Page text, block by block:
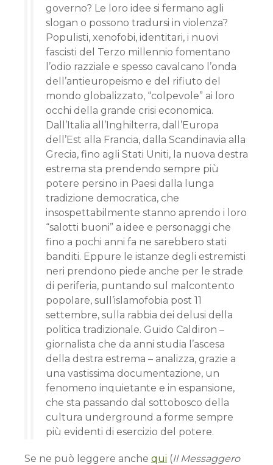
governo? Le loro idee si fermano agli
slogan o possono tradursi in violenza?
Populisti, xenofobi, identitari, i nuovi
fascisti del Terzo millennio fomentano
l’odio razziale e spesso cavalcano l’onda
dell’antieuropeismo e del rifiuto del
mondo globalizzato, “colpevole” ai loro
occhi della grande crisi economica.
Dall’Italia all’Inghilterra, dall’Europa
dell’Est alla Francia, dalla Scandinavia alla
Grecia, fino agli Stati Uniti, la nuova destra
estrema sta prendendo sempre più
potere persino in Paesi dalla lunga
tradizione democratica, che
insospettabilmente stanno aprendo i loro
“salotti buoni” a idee e personaggi che
fino a pochi anni fa ne sarebbero stati
banditi. Eppure le istanze degli estremisti
neri prendono piede anche per le strade
di periferia, puntando sul malcontento
popolare, sull’islamofobia post 11
settembre, sulla rabbia dei delusi della
politica tradizionale. Guido Caldiron –
giornalista che da anni studia l’ascesa
della destra estrema – analizza, grazie a
una vastissima documentazione, un
fenomeno inquietante e in espansione,
che sta passando dal sottobosco della
cultura underground a forme sempre
più evidenti di esercizio del potere.
Se ne può leggere anche qui (Il Messaggero